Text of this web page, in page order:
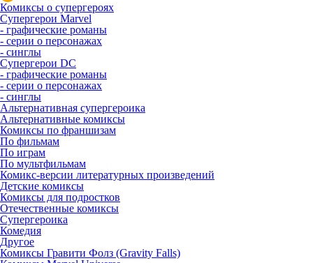
Комиксы о супергероях
Супергерои Marvel
- графические романы
- серии о персонажах
- синглы
Супергерои DC
- графические романы
- серии о персонажах
- синглы
Альтернативная супергероика
Альтернативные комиксы
Комиксы по франшизам
По фильмам
По играм
По мультфильмам
Комикс-версии литературных произведений
Детские комиксы
Комиксы для подростков
Отечественные комиксы
Супергероика
Комедия
Другое
Комиксы Гравити Фолз (Gravity Falls)